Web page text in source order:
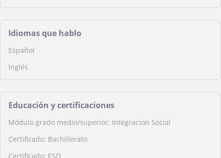
Idiomas que hablo
Español
Inglés
Educación y certificaciones
Módulo grado medio/superior: Integracion Social
Certificado: Bachillerato
Certificado: ESO